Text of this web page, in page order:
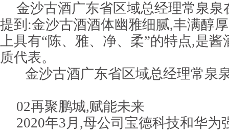
金沙古酒广东省区域总经理常泉泉
提到:金沙古酒酒体幽雅细腻,丰满醇
上具有“陈、雅、净、柔”的特点,是
质代表。
金沙古酒广东省区域总经理常泉
02再聚鹏城,赋能未来
2020年3月,母公司宝德科技和华为